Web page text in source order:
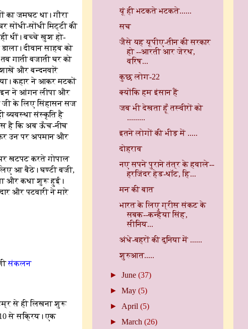
जमघट था। गौरा
सोंधी मिट्टी की
थीं। बच्चे खुश हो-
दीवान साहब को
गाती बजाती घर को
और बन्दनवारें
कहार ने आकर मटकों
ने आंगन लीपा और
जी के लिए सिंहासन सज
व्यवस्था संस्कृति है
है कि अब ऊँच-नीच
उन पर अपमान और
खटपट करते गोपाल
आ बैठे। घण्टी बजी,
और कथा शुरू हुई।
और पटवारी ने मारे
संकलन
से ही लिखना शुरू
से सक्रिय। एक
यूं ही भटकते भटकते......
सच
जैसे यह यूपीए-तीन की सरकार
हो --आरती आर जेरथ,
वरिष...
कुछ लोग-22
क्योंकि हम इंसान हैं
जब भी देखता हूँ तस्वीरों को
.........
इतने लोगों की भीड़ में .....
दोहराव
नए सपने पुराने तंत्र के हवाले--
हरजिंदर हेड-थॉट, हि...
मन की बात
भारत के लिए ग्रीस संकट के
सबक--कन्हैया सिंह,
सीनिय...
अंधे-बहरों की दुनिया में ......
शुरुआत.....
► June (37)
► May (5)
► April (5)
► March (26)